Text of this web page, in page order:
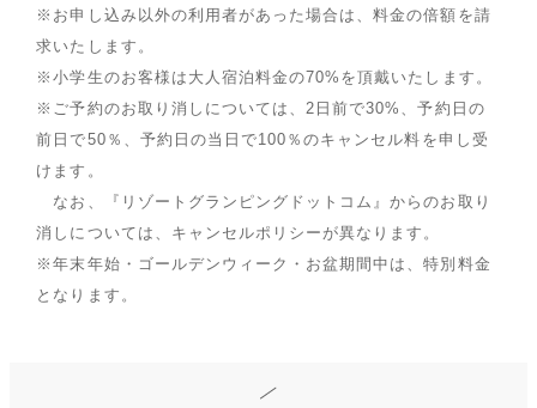
※お申し込み以外の利用者があった場合は、料金の倍額を請
求いたします。
※小学生のお客様は大人宿泊料金の70%を頂戴いたします。
※ご予約のお取り消しについては、2日前で30%、予約日の
前日で50％、予約日の当日で100％のキャンセル料を申し受
けます。
なお、『リゾートグランピングドットコム』からのお取り
消しについては、キャンセルポリシーが異なります。
※年末年始・ゴールデンウィーク・お盆期間中は、特別料金
となります。